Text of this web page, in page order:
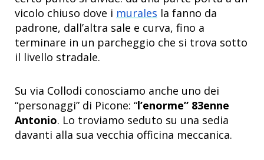
vicolo chiuso dove i murales la fanno da
padrone, dall’altra sale e curva, fino a
terminare in un parcheggio che si trova sotto
il livello stradale.
Su via Collodi conosciamo anche uno dei
“personaggi” di Picone: “l’enorme” 83enne
Antonio. Lo troviamo seduto su una sedia
davanti alla sua vecchia officina meccanica.